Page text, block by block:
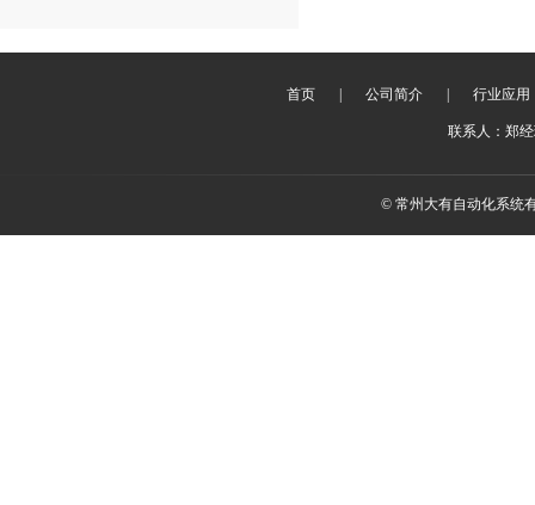
首页 | 公司简介 | 行业应用
联系人：郑
© 常州大有自动化系统